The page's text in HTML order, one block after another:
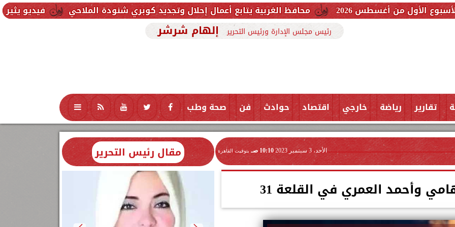
فيديو يثير الغضب.. شاب محافظ الغربية يتابع أعمال إحلال وتجديد كوبري شنودة الملاحي
رئيس مجلس الإدارة ورئيس التحرير إلهام شرشر
تقارير رياضة خارجي اقتصاد حوادث فن صحة وطب تكنولوجيا منوعات محافظات
الأحد، 3 سبتمبر 2023 10:10 صـ بتوقيت القاهرة
وأحمد العمري في القلعة 31
مقال رئيس التحرير